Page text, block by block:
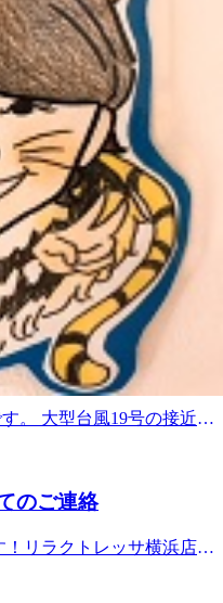
いて
をご利用頂き、誠にあり
す。ご利用頂くお客様に
が、どうぞ宜しくお願い
こちらのブログにてお知
日
お知らせ
。 大型台風19号の接近に
ため、14時開店予定とさ
ご迷惑、ご不便をお掛け
す。 台風が過ぎました
をお待ちしております。
のご連絡
リラクトレッサ横浜店の
お休みをいただきます。